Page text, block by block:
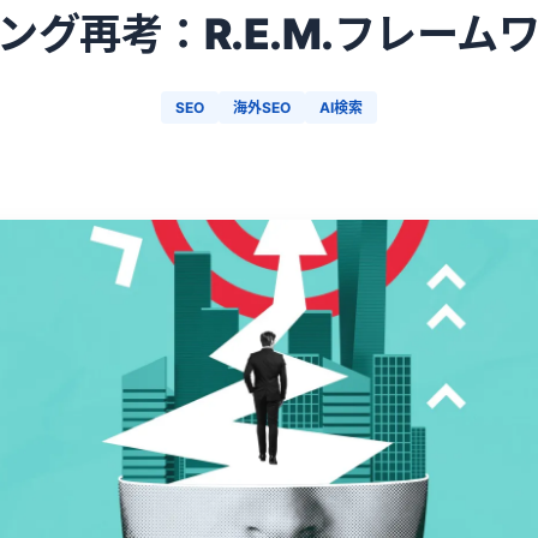
グ再考：R.E.M.フレーム
SEO 海外SEO AI検索